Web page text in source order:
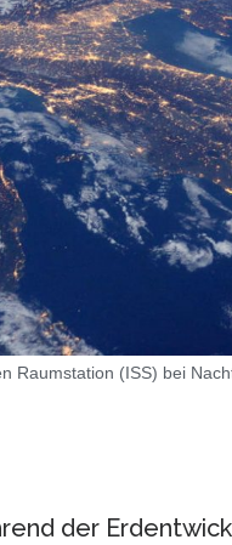
Raumstation (ISS) bei
der